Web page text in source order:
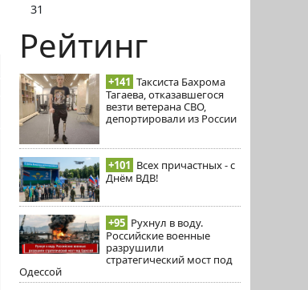
31
Рейтинг
+141 Таксиста Бахрома
Тагаева, отказавшегося
везти ветерана СВО,
депортировали из России
+101 Всех причастных - с
Днём ВДВ!
+95 Рухнул в воду.
Российские военные
разрушили
стратегический мост под
Одессой